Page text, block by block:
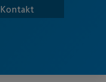
Kontakt